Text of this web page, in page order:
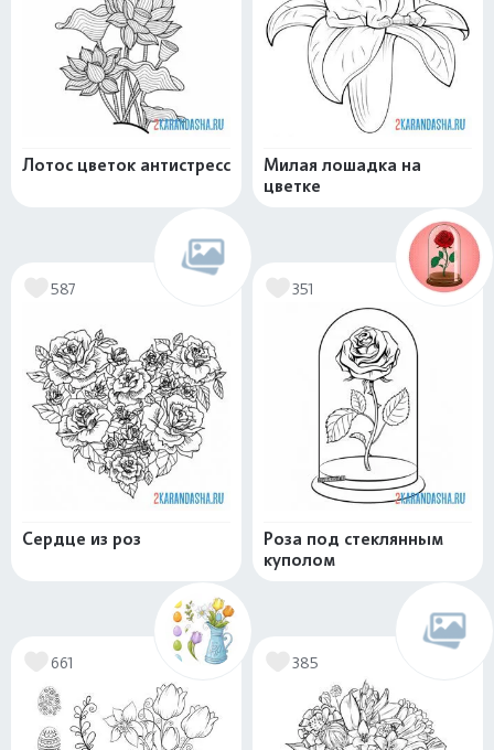
Лотос цветок антистресс
Милая лошадка на
цветке
587
Сердце из роз
351
Роза под стеклянным
куполом
661 385